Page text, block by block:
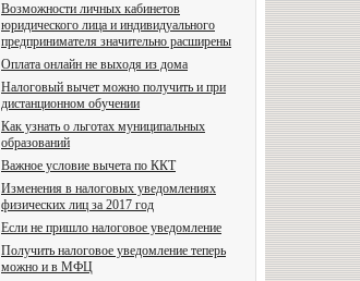
Возможности личных кабинетов
юридического лица и индивидуального
предпринимателя значительно расширены
Оплата онлайн не выходя из дома
Налоговый вычет можно получить и при
дистанционном обучении
Как узнать о льготах муниципальных
образований
Важное условие вычета по ККТ
Изменения в налоговых уведомлениях
физических лиц за 2017 год
Если не пришло налоговое уведомление
Получить налоговое уведомление теперь
можно и в МФЦ